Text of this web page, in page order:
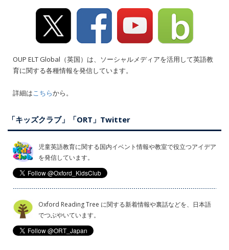
OUP ELT Global（英国）は、ソーシャルメディアを活用して英語教
育に関する各種情報を発信しています。
詳細はこちらから。
「キッズクラブ」「ORT」Twitter
児童英語教育に関する国内イベント情報や教室で役立つアイデア
を発信しています。
Oxford Reading Tree に関する新着情報や裏話などを、日本語
でつぶやいています。